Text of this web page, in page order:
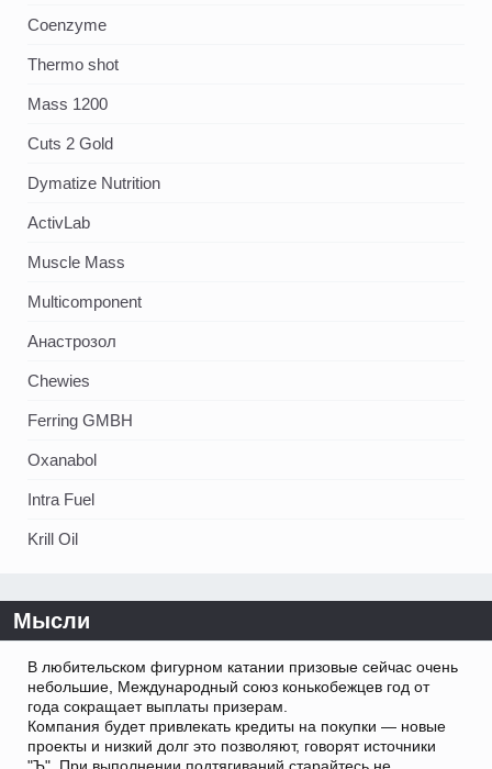
Coenzyme
Thermo shot
Mass 1200
Cuts 2 Gold
Dymatize Nutrition
ActivLab
Muscle Mass
Multicomponent
Анастрозол
Chewies
Ferring GMBH
Oxanabol
Intra Fuel
Krill Oil
Мысли
В любительском фигурном катании призовые сейчас очень
небольшие, Международный союз конькобежцев год от
года сокращает выплаты призерам.
Компания будет привлекать кредиты на покупки — новые
проекты и низкий долг это позволяют, говорят источники